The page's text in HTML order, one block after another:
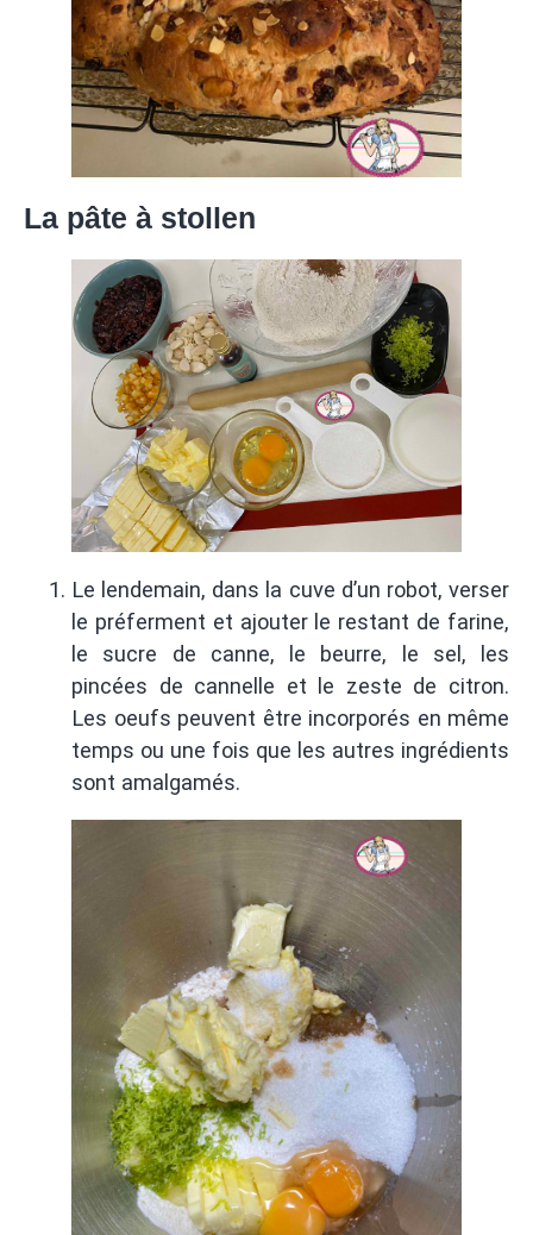
La pâte à stollen
Le lendemain, dans la cuve d’un robot, verser
le préferment et ajouter le restant de farine,
le sucre de canne, le beurre, le sel, les
pincées de cannelle et le zeste de citron.
Les oeufs peuvent être incorporés en même
temps ou une fois que les autres ingrédients
sont amalgamés.